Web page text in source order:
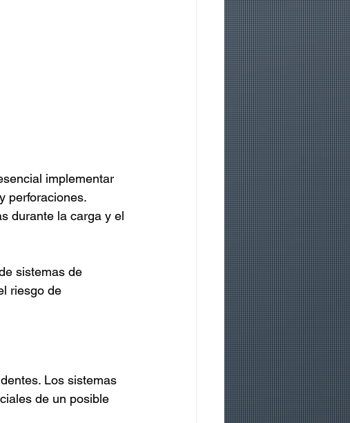
implementar
perforaciones.
durante la carga y el
sistemas de
riesgo de
Los sistemas
de un posible